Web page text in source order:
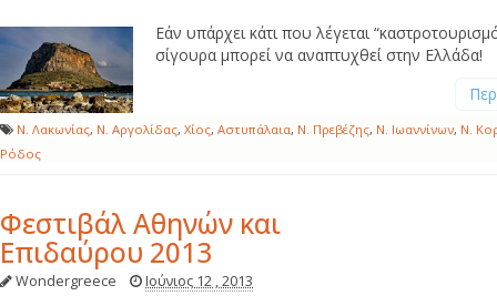
Εάν υπάρχει κάτι που λέγεται
σίγουρα μπορεί να αναπτυχθεί στην Ελλάδα!
Ν. Λακωνίας, Ν. Αργολίδας, Χίος, Αστυπάλαια, Ν. Πρεβέζης, Ν. Ιωαννίνων, Ν.
Ρόδος
Φεστιβάλ Αθηνών και
Επιδαύρου 2013
Wondergreece Ιούνιος 12 , 2013